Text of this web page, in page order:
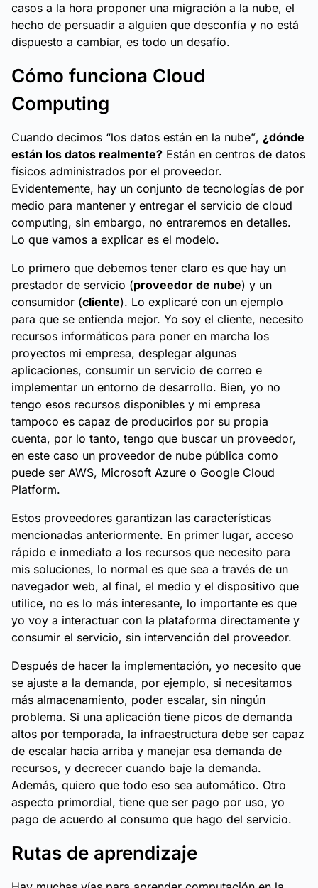
casos a la hora proponer una migración a la nube, el
hecho de persuadir a alguien que desconfía y no está
dispuesto a cambiar, es todo un desafío.
Cómo funciona Cloud
Computing
Cuando decimos “los datos están en la nube”, ¿dónde
están los datos realmente? Están en centros de datos
físicos administrados por el proveedor.
Evidentemente, hay un conjunto de tecnologías de por
medio para mantener y entregar el servicio de cloud
computing, sin embargo, no entraremos en detalles.
Lo que vamos a explicar es el modelo.
Lo primero que debemos tener claro es que hay un
prestador de servicio (proveedor de nube) y un
consumidor (cliente). Lo explicaré con un ejemplo
para que se entienda mejor. Yo soy el cliente, necesito
recursos informáticos para poner en marcha los
proyectos mi empresa, desplegar algunas
aplicaciones, consumir un servicio de correo e
implementar un entorno de desarrollo. Bien, yo no
tengo esos recursos disponibles y mi empresa
tampoco es capaz de producirlos por su propia
cuenta, por lo tanto, tengo que buscar un proveedor,
en este caso un proveedor de nube pública como
puede ser AWS, Microsoft Azure o Google Cloud
Platform.
Estos proveedores garantizan las características
mencionadas anteriormente. En primer lugar, acceso
rápido e inmediato a los recursos que necesito para
mis soluciones, lo normal es que sea a través de un
navegador web, al final, el medio y el dispositivo que
utilice, no es lo más interesante, lo importante es que
yo voy a interactuar con la plataforma directamente y
consumir el servicio, sin intervención del proveedor.
Después de hacer la implementación, yo necesito que
se ajuste a la demanda, por ejemplo, si necesitamos
más almacenamiento, poder escalar, sin ningún
problema. Si una aplicación tiene picos de demanda
altos por temporada, la infraestructura debe ser capaz
de escalar hacia arriba y manejar esa demanda de
recursos, y decrecer cuando baje la demanda.
Además, quiero que todo eso sea automático. Otro
aspecto primordial, tiene que ser pago por uso, yo
pago de acuerdo al consumo que hago del servicio.
Rutas de aprendizaje